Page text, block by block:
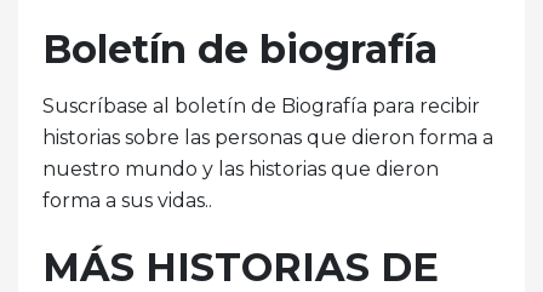
Boletín de biografía
Suscríbase al boletín de Biografía para recibir
historias sobre las personas que dieron forma a
nuestro mundo y las historias que dieron
forma a sus vidas..
MÁS HISTORIAS DE